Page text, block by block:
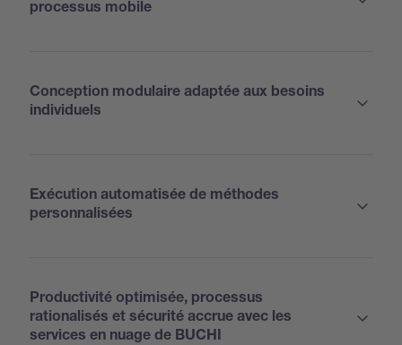
processus mobile
Conception modulaire adaptée aux besoins
individuels
Exécution automatisée de méthodes
personnalisées
Productivité optimisée, processus
rationalisés et sécurité accrue avec les
services en nuage de BUCHI